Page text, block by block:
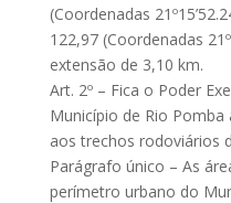
(Coordenadas
122,97 (Coordenadas
extensão de 3,10 km.
Art. 2º – Fica o Poder
Município de Rio
aos trechos rodoviários
Parágrafo único – As
perímetro urbano do